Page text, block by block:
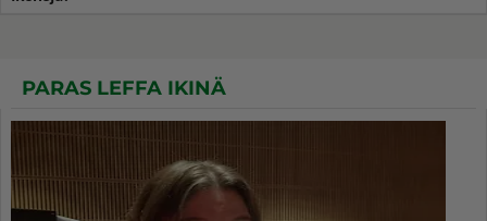
PARAS LEFFA IKINÄ